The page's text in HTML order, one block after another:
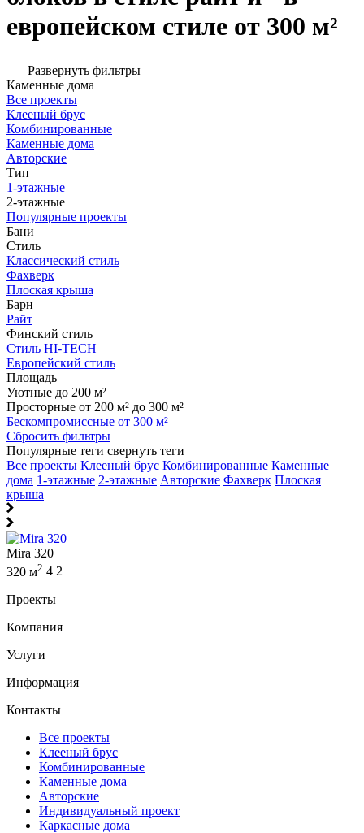
европейском стиле от 300 м²
Развернуть фильтры
Каменные дома
Все проекты
Клееный брус
Комбинированные
Каменные дома
Авторские
Тип
1-этажные
2-этажные
Популярные проекты
Бани
Стиль
Классический стиль
Фахверк
Плоская крыша
Барн
Райт
Финский стиль
Стиль HI-TECH
Европейский стиль
Площадь
Уютные до 200 м²
Просторные от 200 м² до 300 м²
Бескомпромиссные от 300 м²
Сбросить фильтры
Популярные теги свернуть теги
Все проекты Клееный брус Комбинированные Каменные
дома 1-этажные 2-этажные Авторские Фахверк Плоская
крыша
Mira 320
320 м2 4 2
Проекты
Компания
Услуги
Информация
Контакты
Все проекты
Клееный брус
Комбинированные
Каменные дома
Авторские
Индивидуальный проект
Каркасные дома